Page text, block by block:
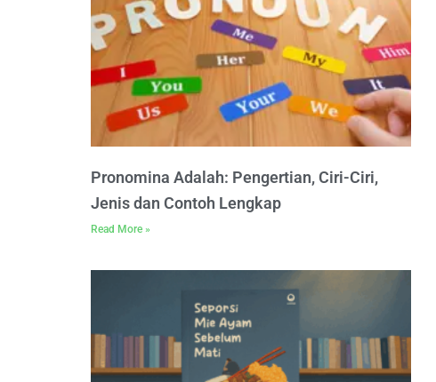
Pronomina Adalah: Pengertian, Ciri-Ciri,
Jenis dan Contoh Lengkap
Read More »